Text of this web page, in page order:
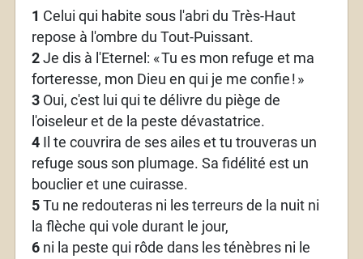
1 Celui qui habite sous l'abri du Très-Haut
repose à l'ombre du Tout-Puissant.
2Je dis à l'Eternel: «Tu es mon refuge et ma
forteresse, mon Dieu en qui je me confie ! »
3Oui, c'est lui qui te délivre du piège de
l'oiseleur et de la peste dévastatrice.
4Il te couvrira de ses ailes et tu trouveras un
refuge sous son plumage. Sa fidélité est un
bouclier et une cuirasse.
5Tu ne redouteras ni les terreurs de la nuit ni
la flèche qui vole durant le jour,
6ni la peste qui rôde dans les ténèbres ni le